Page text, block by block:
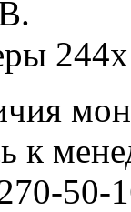
к
50-